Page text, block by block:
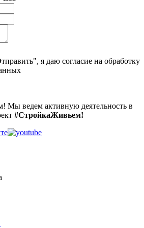
я даю согласие на обработку
Мы ведем активную деятельность в
#СтройкаЖивьем!